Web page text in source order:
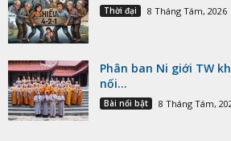
Thời đại 8 Tháng Tám, 2026
Phân ban Ni giới TW
nối...
Bài nổi bật 8 Tháng Tám,